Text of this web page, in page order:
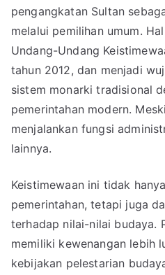
pengangkatan Sultan
melalui pemilihan umum.
Undang-Undang
tahun 2012, dan menjadi
sistem monarki tradisional
pemerintahan modern.
menjalankan fungsi
lainnya.
Keistimewaan ini tidak
pemerintahan, tetapi juga
terhadap nilai-nilai budaya.
memiliki kewenangan lebih
kebijakan pelestarian